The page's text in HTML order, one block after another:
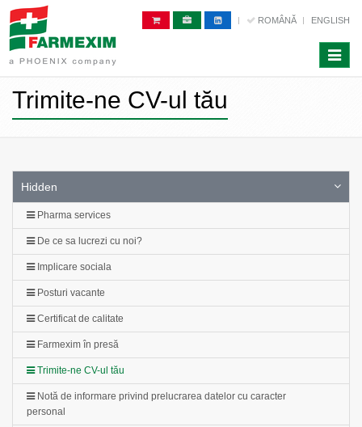
ROMÂNĂ ENGLISH
Toggle
Trimite-ne CV-ul tău
Hidden
Pharma services
De ce sa lucrezi cu noi?
Implicare sociala
Posturi vacante
Certificat de calitate
Farmexim în presă
Trimite-ne CV-ul tău
Notă de informare privind prelucrarea datelor cu caracter
personal